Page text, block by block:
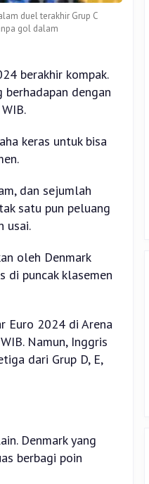
duel terakhir Grup C
gol dalam
berakhir kompak.
berhadapan dengan
keras untuk bisa
dan sejumlah
satu pun peluang
usai.
oleh Denmark
di puncak klasemen
Euro 2024 di Arena
Namun, Inggris
dari Grup D, E,
Denmark yang
berbagi poin